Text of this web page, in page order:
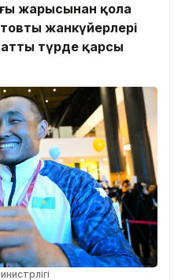
жарысынан қола
жанкүйерлері
түрде қарсы